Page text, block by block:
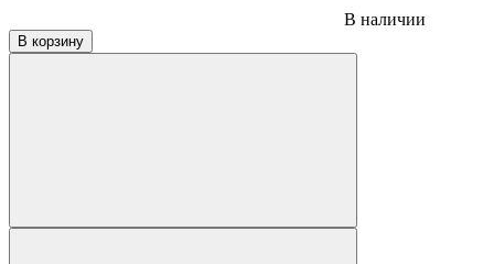
В наличии
В корзину